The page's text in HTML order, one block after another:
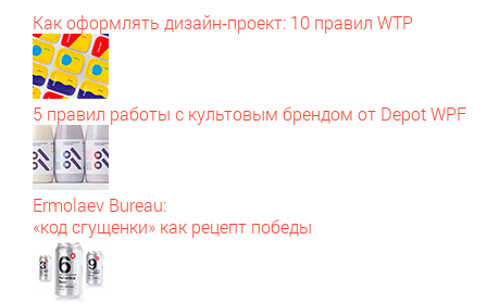
Как оформлять дизайн‑проект: 10 правил WTP
5 правил работы с культовым брендом от Depot WPF
Ermolaev Bureau:
«код сгущенки» как рецепт победы